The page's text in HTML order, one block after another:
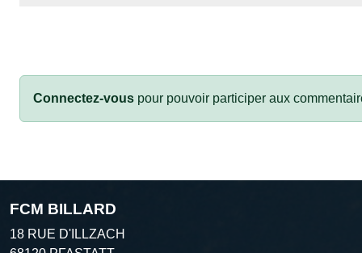
Connectez-vous pour pouvoir participer aux
FCM BILLARD
18 RUE D'ILLZACH